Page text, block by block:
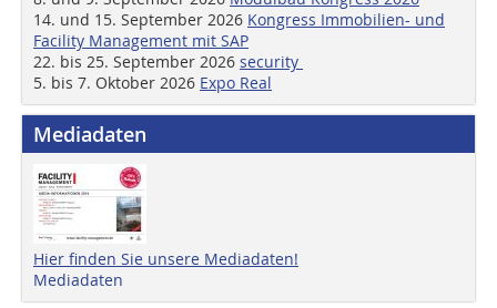
14. und 15. September 2026 Kongress Immobilien- und
Facility Management mit SAP
22. bis 25. September 2026 security
5. bis 7. Oktober 2026 Expo Real
Mediadaten
Hier finden Sie unsere Mediadaten!
Mediadaten